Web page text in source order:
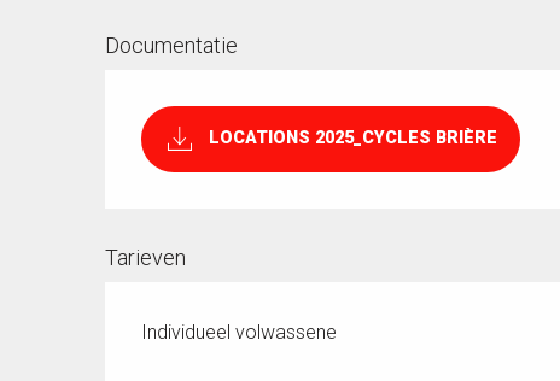
Documentatie
LOCATIONS 2025_CYCLES BRIÈRE
Tarieven
Individueel volwassene